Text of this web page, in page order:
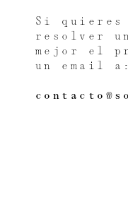
Si quieres
resolver
mejor el
un email a: